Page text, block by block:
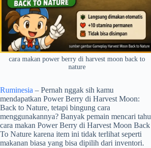
cara makan power berry di harvest moon back to
nature
Ruminesia – Pernah nggak sih kamu
mendapatkan Power Berry di Harvest Moon:
Back to Nature, tetapi bingung cara
menggunakannya? Banyak pemain mencari tahu
cara makan Power Berry di Harvest Moon Back
To Nature karena item ini tidak terlihat seperti
makanan biasa yang bisa dipilih dari inventori.